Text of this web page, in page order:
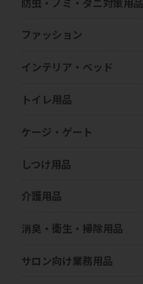
ファッション
インテリア・ベッド
トイレ用品
ケージ・ゲート
しつけ用品
介護用品
消臭・衛生・掃除用品
サロン向け業務用品